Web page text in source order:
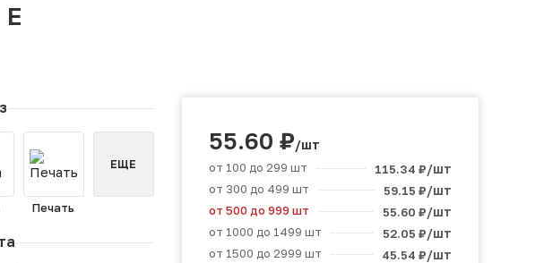
Е
Печать
ЕЩЕ
55.60 ₽/шт
от 100 до 299 шт 115.34 ₽/шт
от 300 до 499 шт 59.15 ₽/шт
от 500 до 999 шт 55.60 ₽/шт
от 1000 до 1499 шт 52.05 ₽/шт
от 1500 до 2999 шт 45.54 ₽/шт